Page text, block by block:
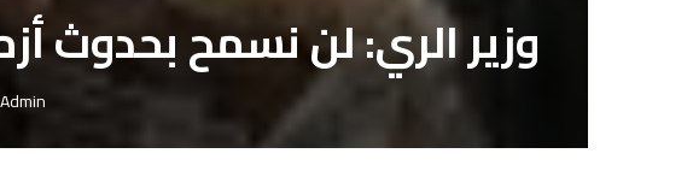
وزير الري: لن نسمح بحدوث
Admin